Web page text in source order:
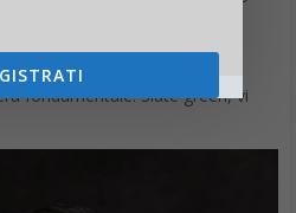
che lo avranno a cuore
di bandi di concorso,
all’acquisto dei
fondamentale. Siate green, vi